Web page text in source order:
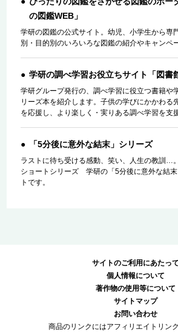
の図鑑WEB」
学研の図鑑の公式サイト。幼児、小学生から専
別・目的別のいろいろな図鑑の紹介やキャンペ
学研の調べ学習お役立ちサイト「図書
学研グループ発行の、調べ学習に役立つ書籍や
リーズ本を紹介します。子供の学びにかかわる
を応援し、より楽しく・実りある調べ学習を支
「5分後に意外な結末」シリーズ
ラストに待ち受ける感動、笑い、人生の教訓…
ショートシリーズ 学研の「5分後に意外な結末
トです。
サイトのご利用にあたって
個人情報について
著作物の使用等について
サイトマップ
お問い合わせ
商品のリンクにはアフィリエイトリン